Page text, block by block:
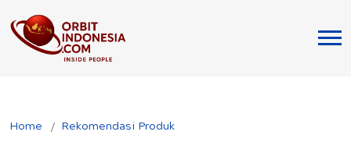
Home Rekomendasi Produk